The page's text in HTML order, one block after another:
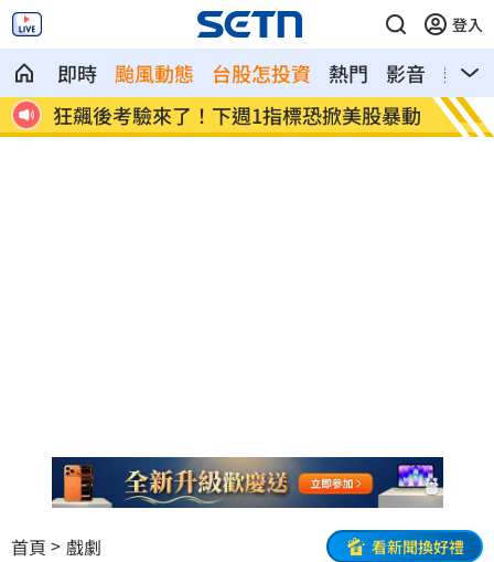
登入
即時 颱風動態 台股怎投資 熱門 影音
熱搜
動 蔣萬安再提疫苗封存30年！周軒引判決開
酸
2026
首頁 戲劇 看新聞換好禮